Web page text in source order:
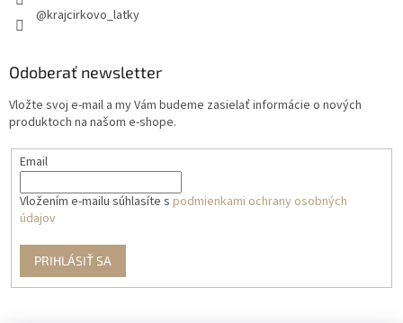
@krajcirkovo_latky
Odoberať newsletter
Vložte svoj e-mail a my Vám budeme zasielať informácie o nových
produktoch na našom e-shope.
Email
Vložením e-mailu súhlasíte s podmienkami ochrany osobných
údajov
PRIHLÁSIŤ SA